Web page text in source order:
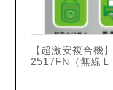
【超激安複合機
2517FN（無線Ｌ